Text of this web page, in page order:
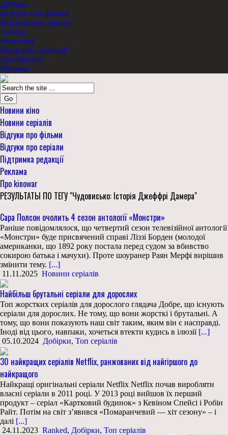
Добірки
Відгуки про фільми
Відгуки про серіали
Актори
Режисери
Підтримка редакції
Про kinowar
Реклама
Go
Новини кіно
Новини серіалів
Відгуки про фільми
Відгуки про серіали
Підтримка редакції
Реклама
Про kinowar
РЕЗУЛЬТАТЫ ПО ТЕГУ "Чудовисько: Історія Джеффрі Дамера"
Сара Полсон очолить 4 сезон антології «Монстри»
Раніше повідомлялося, що четвертий сезон телевізійної антології
«Монстри» буде присвячений справі Ліззі Борден (молодої
американки, що 1892 року постала перед судом за вбивство
сокирою батька і мачухи). Проте шоуранер Раян Мерфі вирішив
змінити тему. [...]
11.11.2025 Новини серіалів
Найбільш брутальні серіали для дорослих
Топ жорстких серіалів для дорослого глядача Добре, що існують
серіали для дорослих. Не тому, що вони жорсткі і брутальні. А
тому, що вони показують наш світ таким, яким він є насправді.
Іноді від цього, навпаки, хочеться втекти кудись в ілюзії[...]
05.10.2024 Добірки, Топ серіалів
30 найкращих серіалів Netflix, ранжованих від найгіршого до
найкращого
Найкращі оригінальні серіали Netflix Netflix почав виробляти
власні серіали в 2011 році. У 2013 році вийшов їх перший
продукт – серіал «Картковий будинок» з Кевіном Спейсі і Робін
Райт. Потім на світ з’явився «Помаранчевий — хіт сезону» – і
далі [...]
24.11.2023 Ranked, Добірки, Топ серіалів